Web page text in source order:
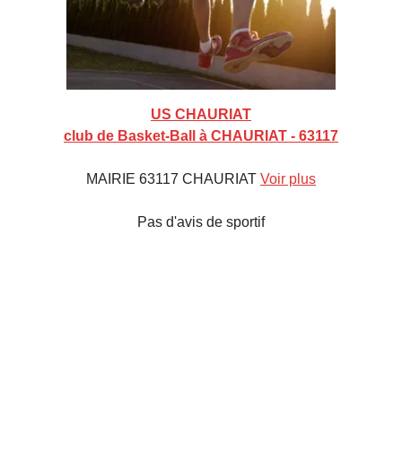
US CHAURIAT
club de Basket-Ball à CHAURIAT - 63117
MAIRIE 63117 CHAURIAT Voir plus
Pas d'avis de sportif